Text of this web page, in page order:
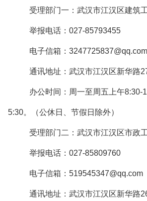
受理部门一： 武汉市江汉区建筑
举报电话：027-85793455
电子信箱：3247725837@qq.com
通讯地址：武汉市江汉区新华路
办公时间：周一至周五上午8:30-
5:30。（公休日、节假日除外）
受理部门二： 武汉市江汉区市政
举报电话：027-85809760
电子信箱： 519545347@qq.com
通讯地址：武汉市江汉区新华路